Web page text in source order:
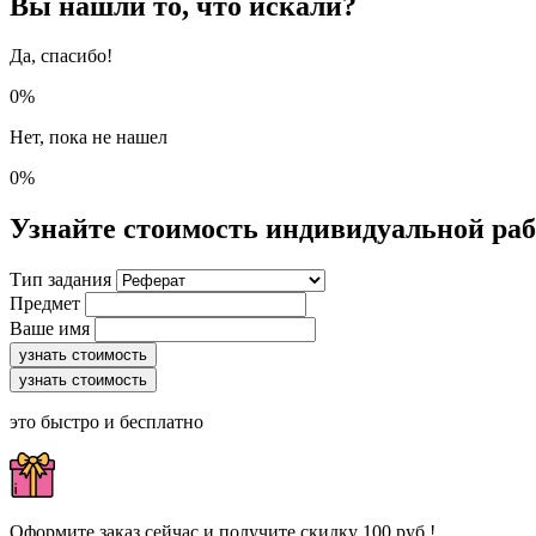
Да, спасибо!
0%
Нет, пока не нашел
0%
Узнайте стоимость индивидуальной
Тип задания
Предмет
Ваше имя
узнать стоимость
узнать стоимость
это быстро и бесплатно